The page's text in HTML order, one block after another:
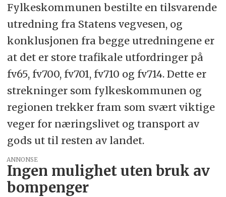
Fylkeskommunen bestilte en tilsvarende
utredning fra Statens vegvesen, og
konklusjonen fra begge utredningene er
at det er store trafikale utfordringer på
fv65, fv700, fv701, fv710 og fv714. Dette er
strekninger som fylkeskommunen og
regionen trekker fram som svært viktige
veger for næringslivet og transport av
gods ut til resten av landet.
ANNONSE
Ingen mulighet uten bruk av
bompenger